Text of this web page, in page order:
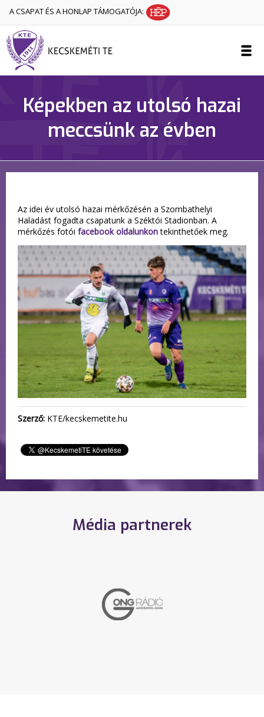
A CSAPAT ÉS A HONLAP TÁMOGATÓJA:
Képekben az utolsó hazai
meccsünk az évben
Az idei év utolsó hazai mérkőzésén a Szombathelyi
Haladást fogadta csapatunk a Széktói Stadionban. A
mérkőzés fotói facebook oldalunkontekinthetőek meg.
Szerző: KTE/kecskemetite.hu
Média partnerek